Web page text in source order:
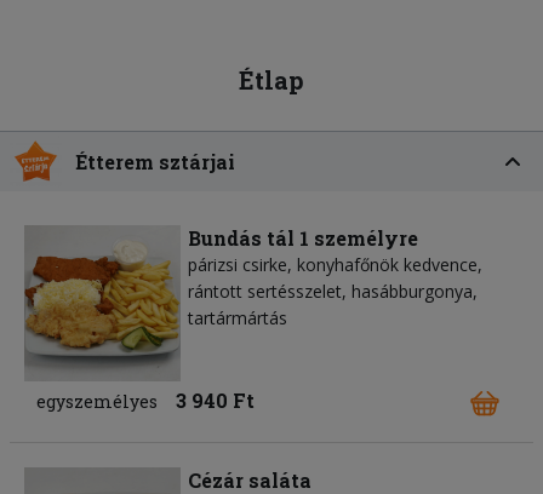
Étlap
Étterem sztárjai
Bundás tál 1 személyre
párizsi csirke, konyhafőnök kedvence,
rántott sertésszelet, hasábburgonya,
tartármártás
egyszemélyes 3 940 Ft
Cézár saláta